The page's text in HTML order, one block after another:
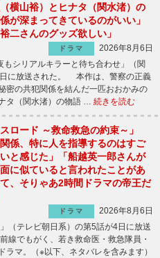
（横山裕）とヒナタ（関水渚）の
が深まってきているのがいい」
裕二さんのグッズ欲しい」
ドラマ
2026年8月6日
シリアルキラーと待ち合わせ」（関
に放送された。 本作は、警察の正義
密の共犯関係を結んだ一匹おおかみの
タ（関水渚）の物語 … 続きを読む
スロード ～救命救急の約束～」
関係、特に人を指導するのはすご
と感じた」「船越英一郎さんが
面に似ていると言われたことがあ
、そりゃあ2時間ドラマの帝王だ
ドラマ
2026年8月6日
（テレビ朝日系）の第5話が4日に放送
でもがく、若き救命医・救急隊員・
マ。（※以下、ネタバレを含みます）